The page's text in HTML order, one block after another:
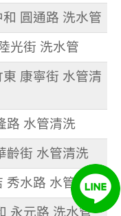
圓通路 洗水管
光街 洗水管
康寧街 水管清
路 水管清洗
齡街 水管清洗
秀水路 水管清洗
永元路 洗水管